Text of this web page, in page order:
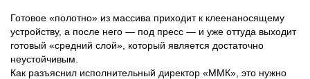
Готовое «полотно» из массива приходит к клеенаносящему
устройству, а после него — под пресс — и уже оттуда выходит
готовый «средний слой», который является достаточно
неустойчивым.
Как разъяснил исполнительный директор «ММК», это нужно